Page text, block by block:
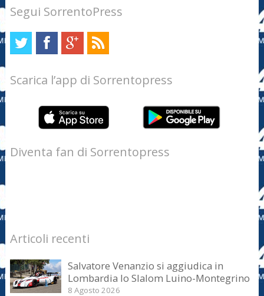
Segui SorrentoPress
Scarica l’app di Sorrentopress
Diventa fan di Sorrentopress
Articoli recenti
Salvatore Venanzio si aggiudica in
Lombardia lo Slalom Luino-Montegrino
8 Agosto 2026